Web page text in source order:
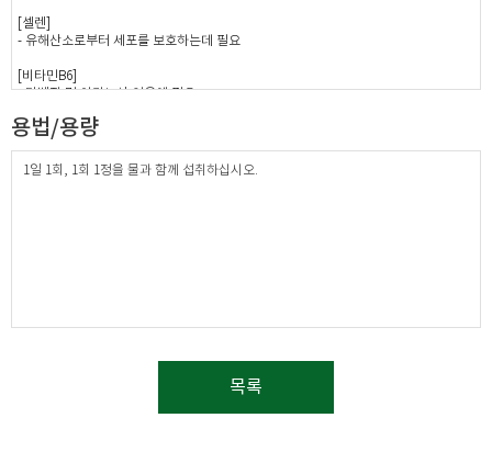
[셀렌]
- 유해산소로부터 세포를 보호하는데 필요
[비타민B6]
- 단백질 및 아미노산 이용에 필요
- 탄수화물과 에너지 대사에 필요
용법/용량
1일 1회, 1회 1정을 물과 함께 섭취하십시오.
목록